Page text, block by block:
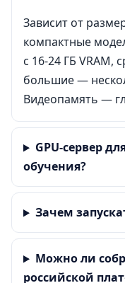
Зависит от
компактные
с 16-24 ГБ VRAM,
большие —
Видеопамять —
GPU-сервер
обучения?
Зачем
Можно ли
российской